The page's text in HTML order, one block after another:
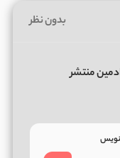
بدون نظر
منتشر